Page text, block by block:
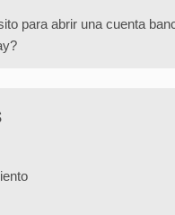
para abrir una cuenta